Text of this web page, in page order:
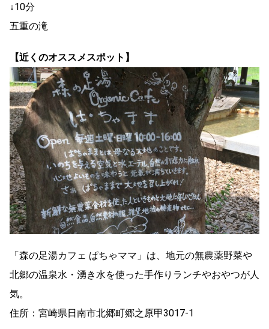
↓10分
五重の滝
【近くのオススメスポット】
「森の足湯カフェ ぱちゃママ」は、地元の無農薬野菜や
北郷の温泉水・湧き水を使った手作りランチやおやつが人
気。
住所：宮崎県日南市北郷町郷之原甲3017-1